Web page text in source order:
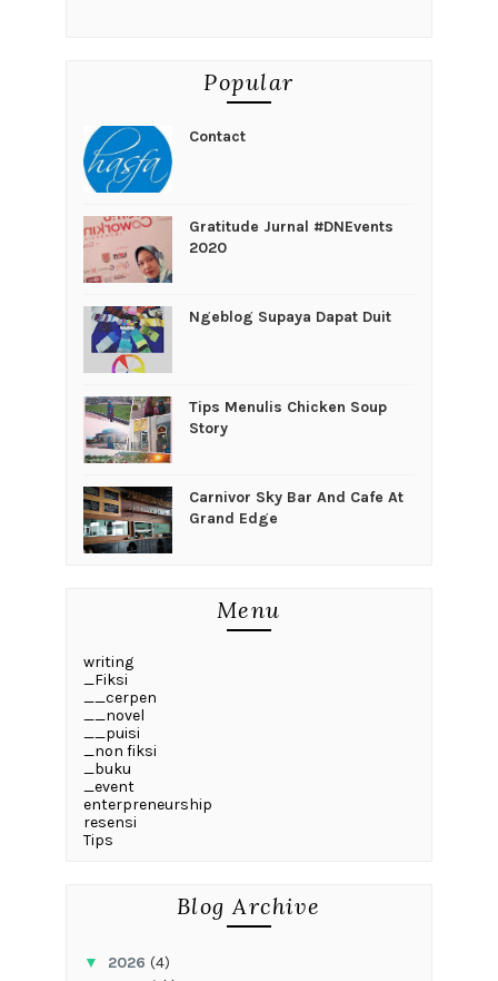
Popular
Contact
Gratitude Jurnal #DNEvents
2020
Ngeblog Supaya Dapat Duit
Tips Menulis Chicken Soup
Story
Carnivor Sky Bar And Cafe At
Grand Edge
Menu
writing
_Fiksi
__cerpen
__novel
__puisi
_non fiksi
_buku
_event
enterpreneurship
resensi
Tips
Blog Archive
▼ 2026 (4)